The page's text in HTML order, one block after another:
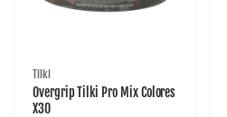
Proveedor:
Tilki
Overgrip Tilki Pro Mix Colores
X30